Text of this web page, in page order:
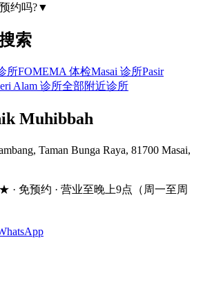
约吗?▼
索
所FOMEMA 体检Masai 诊所Pasir
Alam 诊所全部附近诊所
Muhibbah
Taman Bunga Raya, 81700 Masai,
· 免预约 · 营业至晚上9点（周一至周